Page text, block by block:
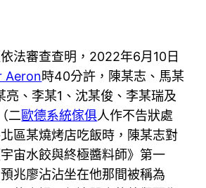
法審查查明，2022年6月10日
Aeron時40分許，陳某志、馬某
亮、李某1、沈某俊、李某瑞及
二歐德系統傢俱人作不告狀處
區某燒烤店吃飯時，陳某志對
宙水餃與終極醬料師》第一
兆廖沾沾坐在他那間被稱為